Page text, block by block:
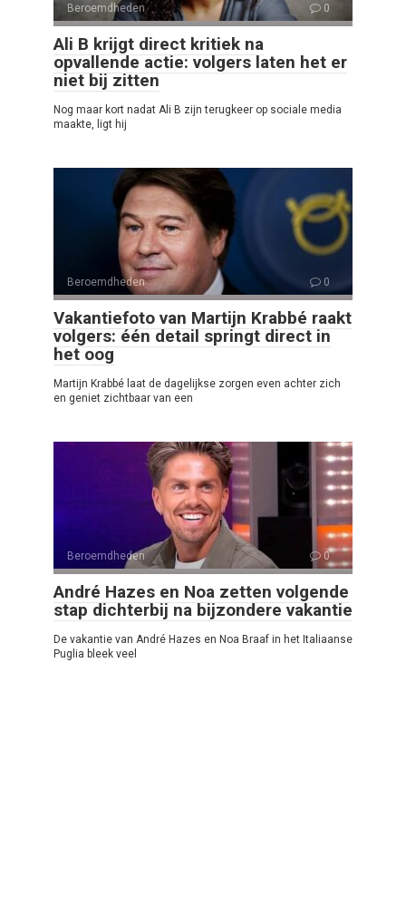
Beroemdheden 0
Ali B krijgt direct kritiek na
opvallende actie: volgers laten het er
niet bij zitten
Nog maar kort nadat Ali B zijn terugkeer op sociale media
maakte, ligt hij
Beroemdheden 0
Vakantiefoto van Martijn Krabbé raakt
volgers: één detail springt direct in
het oog
Martijn Krabbé laat de dagelijkse zorgen even achter zich
en geniet zichtbaar van een
Beroemdheden 0
André Hazes en Noa zetten volgende
stap dichterbij na bijzondere vakantie
De vakantie van André Hazes en Noa Braaf in het Italiaanse
Puglia bleek veel